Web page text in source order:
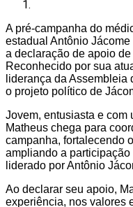
A pré-campanha do
estadual Antônio
a declaração de apoio
Reconhecido por sua
liderança da
o projeto político de
Jovem, entusiasta e com
Matheus chega para
campanha, fortalecendo
ampliando a
liderado por Antônio
Ao declarar seu apoio,
experiência, nos valores